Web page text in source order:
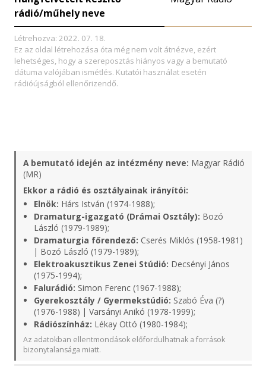
rádió/műhely neve
Létrehozva: 2022. 07. 18.
Ez az oldal létrehozása óta még nem volt átnézve, ezért
lehetséges, hogy a szereposztás hiányos vagy a bemutató
dátuma valójában ismétlés. Kutatói használat esetén
rádióújságból ellenőrizendő.
A bemutató idején az intézmény neve: Magyar Rádió
(MR)
Ekkor a rádió és osztályainak irányítói:
Elnök: Hárs István (1974-1988);
Dramaturg-igazgató (Drámai Osztály): Bozó
László (1979-1989);
Dramaturgia főrendező: Cserés Miklós (1958-1981)
| Bozó László (1979-1989);
Elektroakusztikus Zenei Stúdió: Decsényi János
(1975-1994);
Falurádió: Simon Ferenc (1967-1988);
Gyerekosztály / Gyermekstúdió: Szabó Éva (?)
(1976-1988) | Varsányi Anikó (1978-1999);
Rádiószínház: Lékay Ottó (1980-1984);
Az adatokban ellentmondások előfordulhatnak a források
bizonytalansága miatt.